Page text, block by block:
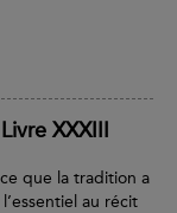
XXXIII
que la tradition a
au récit